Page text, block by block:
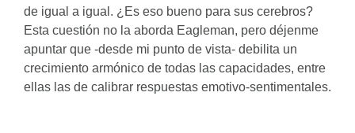
de igual a igual. ¿Es eso bueno para sus cerebros?
Esta cuestión no la aborda Eagleman, pero déjenme
apuntar que -desde mi punto de vista- debilita un
crecimiento armónico de todas las capacidades, entre
ellas las de calibrar respuestas emotivo-sentimentales.